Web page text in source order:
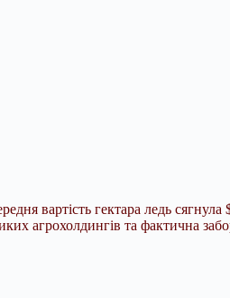
вартість гектара ледь
агрохолдингів та фактична